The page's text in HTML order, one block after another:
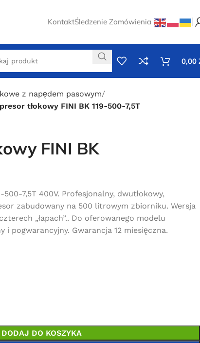
KontaktŚledzenie Zamówienia
0,00
z napędem pasowym
tłokowy FINI BK 119-500-7,5T
FINI BK
500-7,5T 400V. Profesjonalny, dwutłokowy,
zabudowany na 500 litrowym zbiorniku. Wersja
„łapach”.. Do oferowanego modelu
i pogwarancyjny. Gwarancja 12 miesięczna.
DODAJ DO KOSZYKA